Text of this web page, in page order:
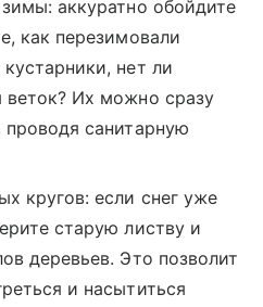
аккуратно обойдите
как перезимовали
нет ли
веток? Их можно сразу
проводя санитарную
кругов: если снег уже
старую листву и
деревьев. Это позволит
и насытиться